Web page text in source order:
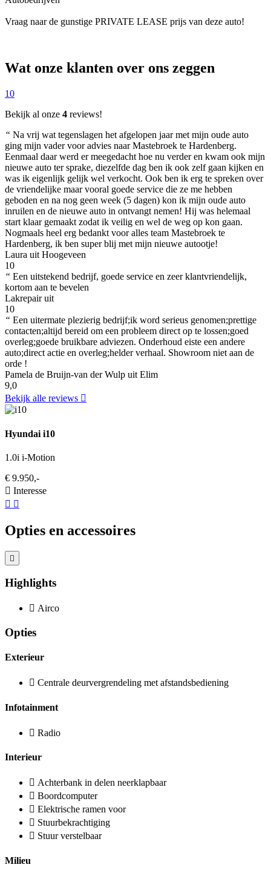
Vraag naar de gunstige PRIVATE LEASE prijs van deze auto!
Wat onze klanten over ons zeggen
10
Bekijk al onze 4 reviews!
“ Na vrij wat tegenslagen het afgelopen jaar met mijn oude auto
ging mijn vader voor advies naar Mastebroek te Hardenberg.
Eenmaal daar werd er meegedacht hoe nu verder en kwam ook mijn
nieuwe auto ter sprake, diezelfde dag ben ik ook zelf gaan kijken en
was ik eigenlijk gelijk wel verkocht. Ook ben ik erg te spreken over
de vriendelijke maar vooral goede service die ze me hebben
geboden en na nog geen week (5 dagen) kon ik mijn oude auto
inruilen en de nieuwe auto in ontvangt nemen! Hij was helemaal
start klaar gemaakt zodat ik veilig en wel de weg op kon gaan.
Nogmaals heel erg bedankt voor alles team Mastebroek te
Hardenberg, ik ben super blij met mijn nieuwe autootje!
Laura uit Hoogeveen
10
“ Een uitstekend bedrijf, goede service en zeer klantvriendelijk,
kortom aan te bevelen
Lakrepair uit
10
“ Een uitermate plezierig bedrijf;ik word serieus genomen;prettige
contacten;altijd bereid om een probleem direct op te lossen;goed
overleg;goede bruikbare adviezen. Onderhoud eiste een andere
auto;direct actie en overleg;helder verhaal. Showroom niet aan de
orde !
Pamela de Bruijn-van der Wulp uit Elim
9,0
Bekijk alle reviews
Hyundai i10
1.0i i-Motion
€ 9.950,-
Interesse
Opties en accessoires
Highlights
Airco
Opties
Exterieur
Centrale deurvergrendeling met afstandsbediening
Infotainment
Radio
Interieur
Achterbank in delen neerklapbaar
Boordcomputer
Elektrische ramen voor
Stuurbekrachtiging
Stuur verstelbaar
Milieu